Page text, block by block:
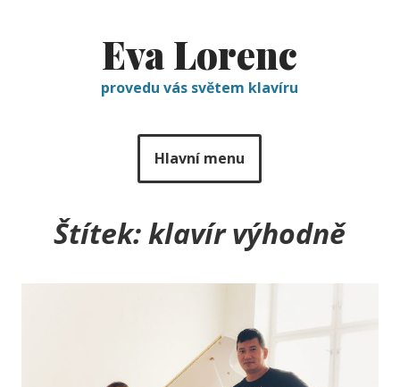
Eva Lorenc
provedu vás světem klavíru
Hlavní menu
Štítek:klavír výhodně